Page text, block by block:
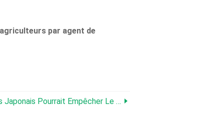
par agent de
Empêcher Le Basculement Du Tracteur